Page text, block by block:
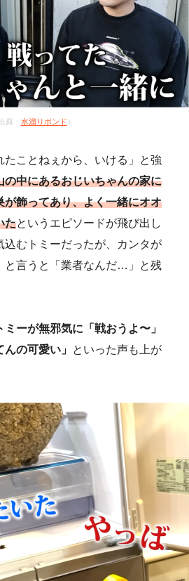
典： 水溜りボンド ）
たことねぇから、いける」と強
の中にあるおじいちゃんの家に
が飾ってあり、よく一緒にオオ
たというエピソードが飛び出し
込むトミーだったが、カンタが
と言うと「業者なんだ…」と残
ミーが無邪気に「戦おうよ〜」
んの可愛い」 といった声も上が